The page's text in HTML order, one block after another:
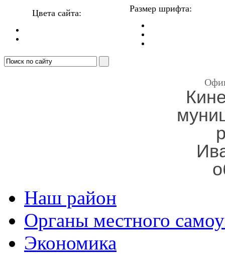
Цвета сайта: Размер шрифта:
Наш район
Органы местного
Экономика